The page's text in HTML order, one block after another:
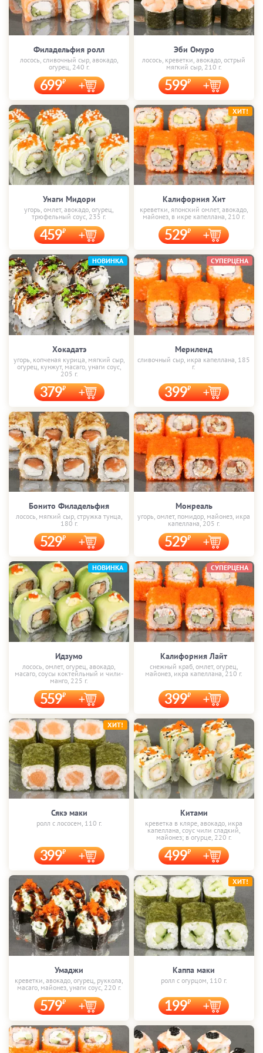
Филадельфия ролл
лосось, сливочный сыр, авокадо,
огурец, 240 г.
699
Эби Омуро
лосось, креветки, авокадо, острый
мягкий сыр, 210 г.
599
Унаги Мидори
угорь, омлет, авокадо, огурец,
трюфельный соус, 235 г.
459
Калифорния Хит
креветки, японский омлет, авокадо,
майонез, в икре капеллана, 210 г.
529
ХИТ!
Хокадатэ
угорь, копченая курица, мягкий сыр,
огурец, кунжут, масаго, унаги соус,
205 г.
379
НОВИНКА
Мериленд
сливочный сыр, икра капеллана, 185
г.
399
СУПЕРЦЕНА
Бонито Филадельфия
лосось, мягкий сыр, стружка тунца,
180 г.
529
Монреаль
угорь, омлет, помидор, майонез, икра
капеллана, 205 г.
529
Идзумо
лосось, омлет, огурец, авокадо,
масаго, соусы коктейльный и чили-
манго, 225 г.
559
НОВИНКА
Калифорния Лайт
снежный краб, омлет, огурец,
майонез, икра капеллана, 210 г.
399
СУПЕРЦЕНА
Сякэ маки
ролл с лососем, 110 г.
399
ХИТ!
Китами
креветка в кляре, авокадо, икра
капеллана, соус чили сладкий,
майонез; в огурце, 220 г.
499
Умаджи
креветки, авокадо, огурец, руккола,
масаго, майонез, унаги соус, 220 г.
579
Каппа маки
ролл с огурцом, 110 г.
199
ХИТ!